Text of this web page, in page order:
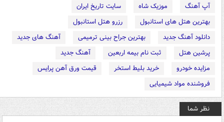
آپ آهنگ موزیک شاه
سایت تاریخ ایران
بهترین هتل های استانبول
رزرو هتل استانبول
دانلود آهنگ جدید
بهترین جراح بینی ترمیمی
آهنگ های جدید
پرشین هتل
ثبت نام بیمه اربعین
آهنگ جدید
مزایده خودرو
خرید بلیط استخر
قیمت ورق آهن پرایس
فروشنده مواد شیمیایی
نظر شما